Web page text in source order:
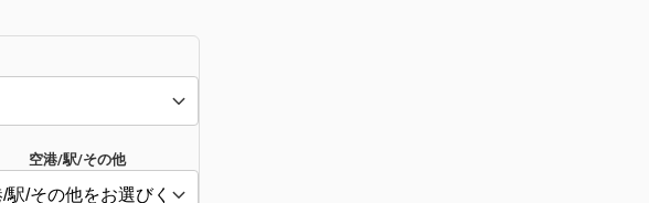
空港/駅/その他